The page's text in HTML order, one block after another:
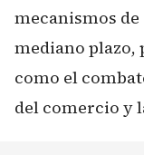
mecanismos
mediano plazo,
como el
del comercio y